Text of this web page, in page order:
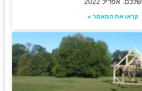
קראו את המאמר »